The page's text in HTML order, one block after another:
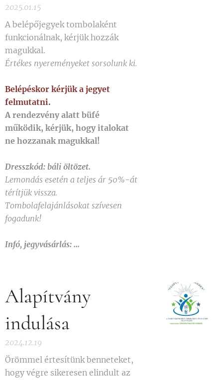
2025.01.15
A belépőjegyek tombolaként
funkcionálnak, kérjük hozzák
magukkal.
Értékes nyereményeket sorsolunk ki.
Belépéskor kérjük a jegyet
felmutatni.
A rendezvény alatt büfé
működik, kérjük, hogy italokat
ne hozzanak magukkal!
Dresszkód: báli öltözet.
Lemondás esetén a teljes ár 50%-át
térítjük vissza.
Tombolafelajánlásokat szívesen
fogadunk!
Infó, jegyvásárlás: ...
Alapítvány
indulása
2024.12.19
Örömmel értesítünk benneteket,
hogy végre sikeresen elindult az